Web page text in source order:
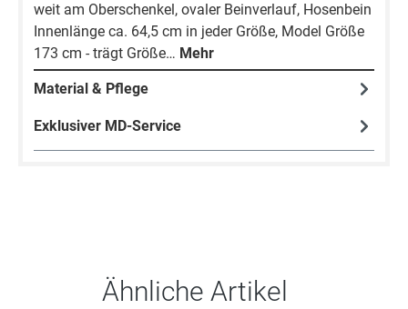
weit am Oberschenkel, ovaler Beinverlauf, Hosenbein
Innenlänge ca. 64,5 cm in jeder Größe, Model Größe
173 cm - trägt Größe… Mehr
Material & Pflege
Exklusiver MD-Service
Ähnliche Artikel